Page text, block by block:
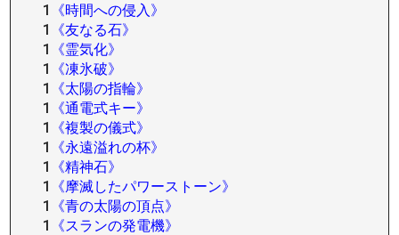
1
《時間への侵入》
1
《友なる石》
1
《霊気化》
1
《凍氷破》
1
《太陽の指輪》
1
《通電式キー》
1
《複製の儀式》
1
《永遠溢れの杯》
1
《精神石》
1
《摩滅したパワーストーン》
1
《青の太陽の頂点》
1
《スランの発電機》